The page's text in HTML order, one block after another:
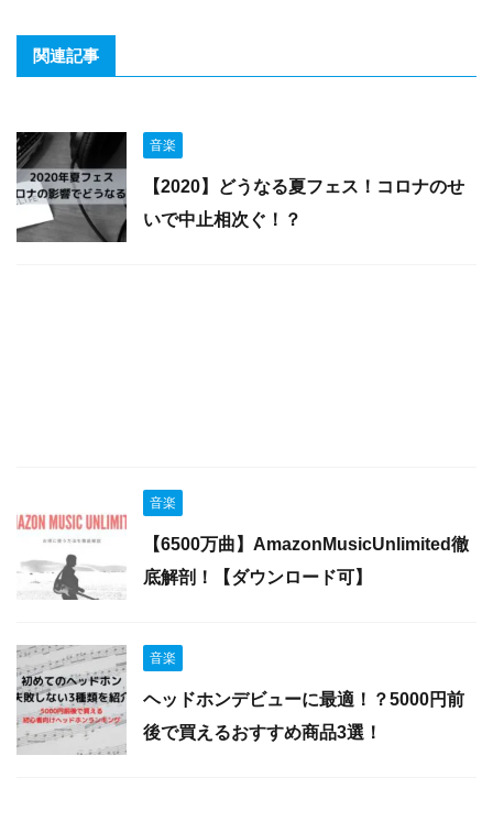
関連記事
音楽
【2020】どうなる夏フェス！コロナのせ
いで中止相次ぐ！？
音楽
【6500万曲】AmazonMusicUnlimited徹
底解剖！【ダウンロード可】
音楽
ヘッドホンデビューに最適！？5000円前
後で買えるおすすめ商品3選！